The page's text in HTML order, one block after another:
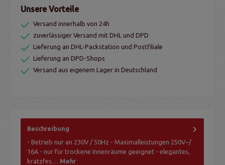
Unsere Vorteile
Versand innerhalb von 24h
zuverlässiger Versand mit DHL und DPD
Lieferung an DHL-Packstation und Postfiliale
Lieferung an DPD-Shops
Versand aus eigenem Lager in Deutschland
Beschreibung
- Betrieb nur an 230V / 50Hz - Maximalleistungen 250V~/
16A - nur für trockene Innenräume geeignet - elegantes,
kratzfes… Mehr